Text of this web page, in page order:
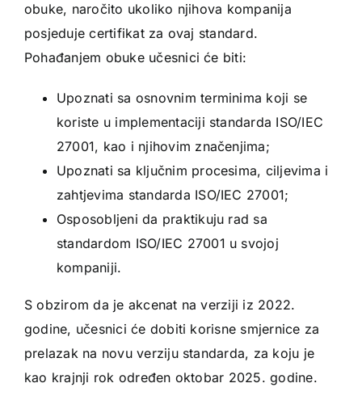
obuke, naročito ukoliko njihova kompanija
posjeduje certifikat za ovaj standard.
Pohađanjem obuke učesnici će biti:
Upoznati sa osnovnim terminima koji se
koriste u implementaciji standarda ISO/IEC
27001, kao i njihovim značenjima;
Upoznati sa ključnim procesima, ciljevima i
zahtjevima standarda ISO/IEC 27001;
Osposobljeni da praktikuju rad sa
standardom ISO/IEC 27001 u svojoj
kompaniji.
S obzirom da je akcenat na verziji iz 2022.
godine, učesnici će dobiti korisne smjernice za
prelazak na novu verziju standarda, za koju je
kao krajnji rok određen oktobar 2025. godine.